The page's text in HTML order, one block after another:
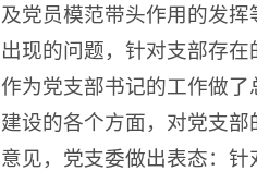
党员模范带头作用的发
现的问题，针对支部存
为党支部书记的工作做
设的各个方面，对党支
见，党支委做出表态：